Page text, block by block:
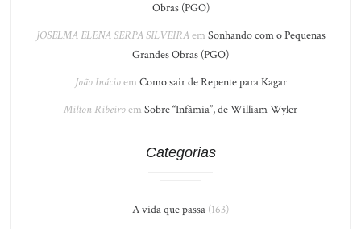
Obras (PGO)
JOSELMA ELENA SERPA SILVEIRAem Sonhando com o Pequenas
Grandes Obras (PGO)
João Inácioem Como sair de Repente para Kagar
Milton Ribeiroem Sobre “Infâmia”, de William Wyler
Categorias
A vida que passa (163)